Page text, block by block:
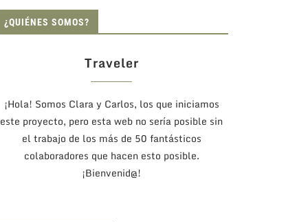
¿QUIÉNES SOMOS?
Traveler
¡Hola! Somos Clara y Carlos, los que iniciamos
este proyecto, pero esta web no sería posible sin
el trabajo de los más de 50 fantásticos
colaboradores que hacen esto posible.
¡Bienvenid@!